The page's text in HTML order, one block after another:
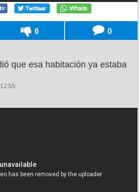
6 0
que esa habitación ya estaba